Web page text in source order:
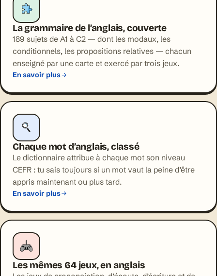
La grammaire de l’anglais, couverte
189 sujets de A1 à C2 — dont les modaux, les
conditionnels, les propositions relatives — chacun
enseigné par une carte et exercé par trois jeux.
En savoir plus
Chaque mot d’anglais, classé
Le dictionnaire attribue à chaque mot son niveau
CEFR : tu sais toujours si un mot vaut la peine d’être
appris maintenant ou plus tard.
En savoir plus
Les mêmes 64 jeux, en anglais